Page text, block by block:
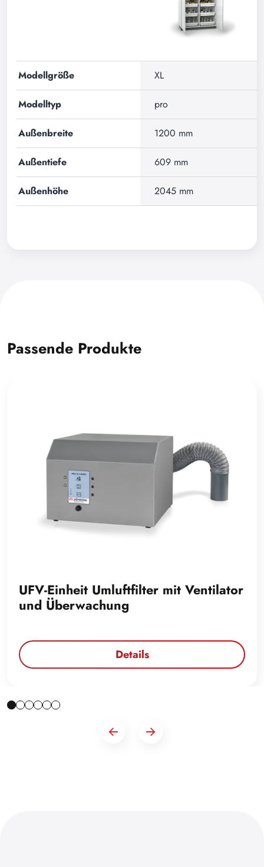
Modellgröße XL
Modelltyp pro
Außenbreite 1200 mm
Außentiefe 609 mm
Außenhöhe 2045 mm
Passende Produkte
UFV-Einheit Umluftfilter mit Ventilator
und Überwachung
Details